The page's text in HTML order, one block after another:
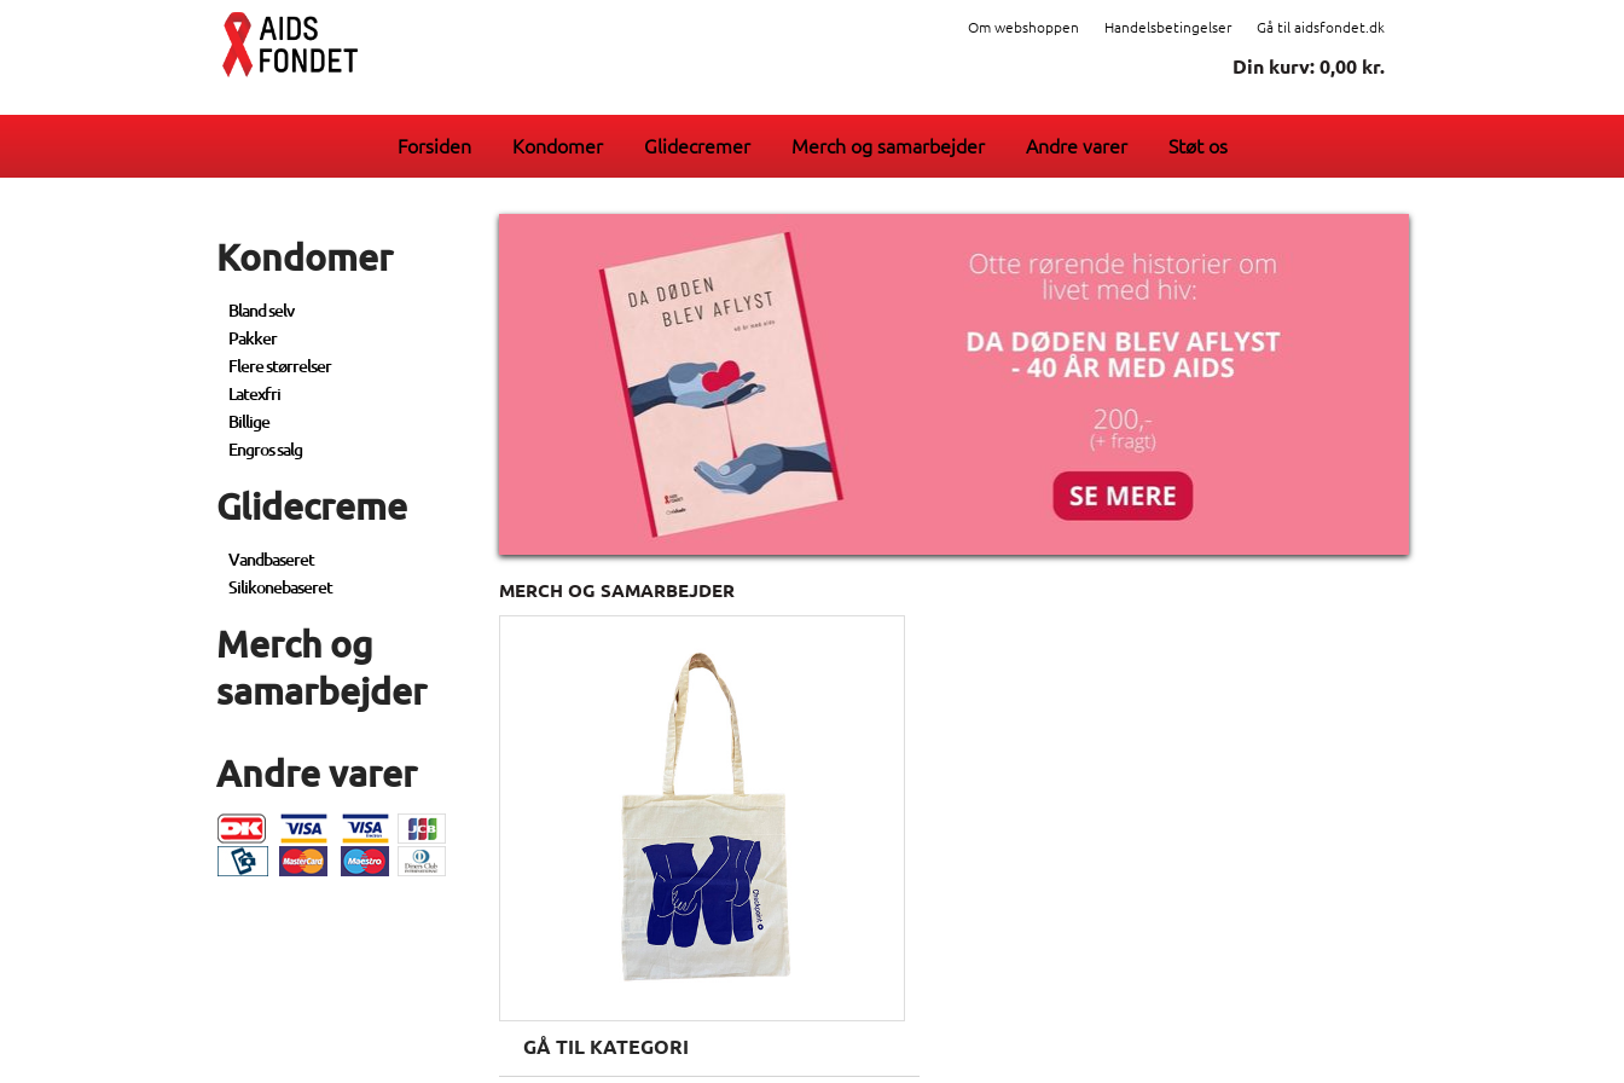
Om webshoppen Handelsbetingelser Gå til aidsfondet.dk
Din kurv: 0,00 kr.
Forsiden Kondomer Glidecremer Merch og samarbejder Andre varer Støt os
Kondomer
Bland selv
Pakker
Flere størrelser
Latexfri
Billige
Engros salg
Glidecreme
Vandbaseret
Silikonebaseret
Merch og
samarbejder
Andre varer
MERCH OG SAMARBEJDER